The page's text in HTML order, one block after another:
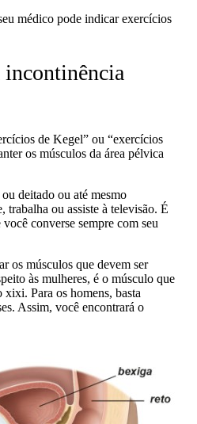
médico pode indicar exercícios
de Kegel” ou “exercícios
os músculos da área pélvica
deitado ou até mesmo
trabalha ou assiste à televisão. É
converse sempre com seu
os músculos que devem ser
às mulheres, é o músculo que
xixi. Para os homens, basta
Assim, você encontrará o